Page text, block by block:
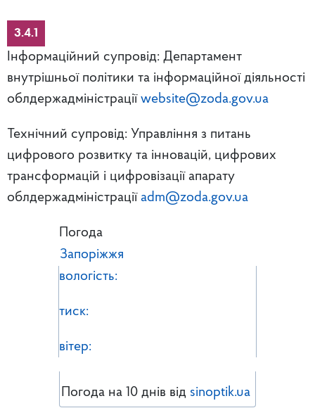
3.4.1
Інформаційний супровід: Департамент
внутрішньої політики та інформаційної діяльності
облдержадміністрації website@zoda.gov.ua
Технічний супровід: Управління з питань
цифрового розвитку та інновацій, цифрових
трансформацій і цифровізації апарату
облдержадміністрації adm@zoda.gov.ua
Погода
Запоріжжя
вологість:
тиск:
вітер:
Погода на 10 днів від sinoptik.ua